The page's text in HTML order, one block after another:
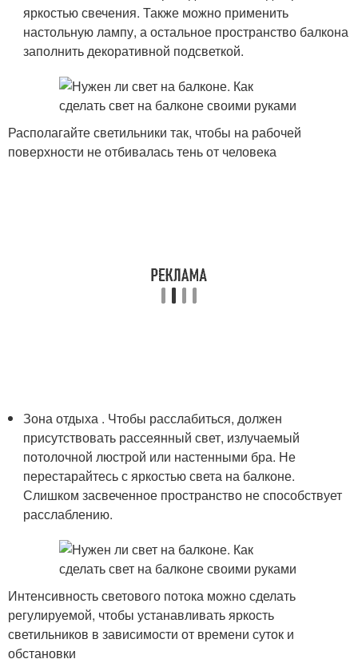
яркостью свечения. Также можно применить
настольную лампу, а остальное пространство балкона
заполнить декоративной подсветкой.
Располагайте светильники так, чтобы на рабочей
поверхности не отбивалась тень от человека
Зона отдыха . Чтобы расслабиться, должен
присутствовать рассеянный свет, излучаемый
потолочной люстрой или настенными бра. Не
перестарайтесь с яркостью света на балконе.
Слишком засвеченное пространство не способствует
расслаблению.
Интенсивность светового потока можно сделать
регулируемой, чтобы устанавливать яркость
светильников в зависимости от времени суток и
обстановки